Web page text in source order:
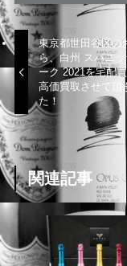
東京都世田谷区の
ら、白州 スパニ
ーク 2021を宅配
高価買取させて頂
た！
関連記事